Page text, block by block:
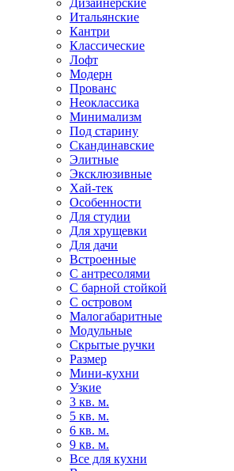
Итальянские
Кантри
Классические
Лофт
Модерн
Прованс
Неоклассика
Минимализм
Под старину
Скандинавские
Элитные
Эксклюзивные
Хай-тек
Особенности
Для студии
Для хрущевки
Для дачи
Встроенные
С антресолями
С барной стойкой
С островом
Малогабаритные
Модульные
Скрытые ручки
Размер
Мини-кухни
Узкие
3 кв. м.
5 кв. м.
6 кв. м.
9 кв. м.
Все для кухни